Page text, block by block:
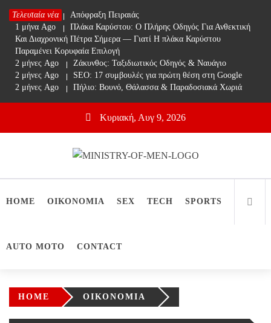
Skip
content
Τελευταία νέα
1 μήνα Ago
Απόφραξη Πειραιάς
1 μήνα Ago
Πλάκα Καρύστου: Ο Πλήρης Οδηγός Για Ανθεκτική
Και Διαχρονική Πέτρα Σήμερα — Γιατί Η πλάκα Καρύστου
Παραμένει Κορυφαία Επιλογή
2 μήνες Ago
Ζάκυνθος: Ταξιδιωτικός Οδηγός & Ναυάγιο
2 μήνες Ago
SEO: 17 συμβουλές για πρώτη θέση στη Google
2 μήνες Ago
Πήλιο: Βουνό, Θάλασσα & Παραδοσιακά Χωριά
Κυριακή, Αυγ 9, 2026
Ministry Of Men
HOME ΟΙΚΟΝΟΜΙΑ SEX TECH SPORTS
AUTO MOTO CONTACT
HOME ΟΙΚΟΝΟΜΙΑ